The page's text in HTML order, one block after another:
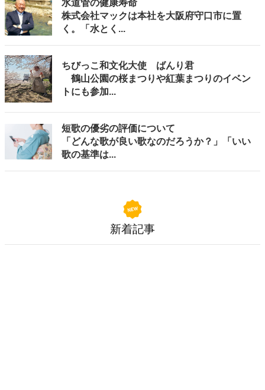
水道管の健康寿命
株式会社マックは本社を大阪府守口市に置
く。「水とく...
ちびっこ和文化大使 ばんり君
鶴山公園の桜まつりや紅葉まつりのイベン
トにも参加...
短歌の優劣の評価について
「どんな歌が良い歌なのだろうか？」「いい
歌の基準は...
新着記事